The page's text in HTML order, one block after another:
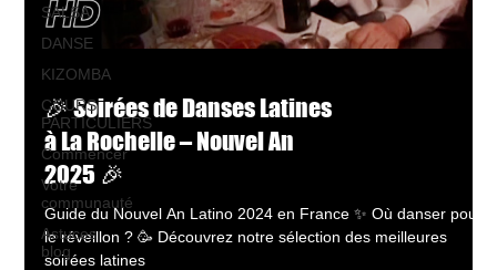
SALSA
DANSE
KIZOMBA
COURS
PARTICULIERS
Commencer
Votre
communauté
Astuces
blog
🎉 Soirées de Danses Latines
à La Rochelle – Nouvel An
2025 🎉
Guide du Nouvel An Latino 2024 en France ✨ Où danser pour
le réveillon ? 🥳 Découvrez notre sélection des meilleures
soirées latines